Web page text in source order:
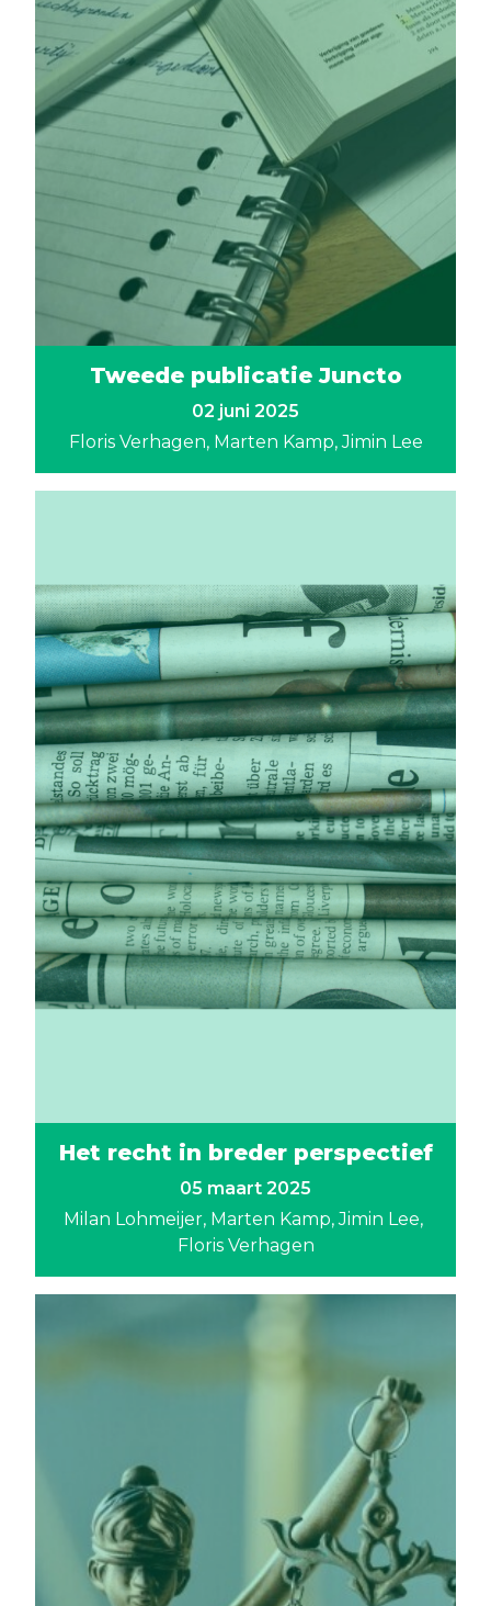
Tweede publicatie Juncto
02 juni 2025
Floris Verhagen Marten Kamp Jimin Lee
Het recht in breder perspectief
05 maart 2025
Milan Lohmeijer Marten Kamp Jimin Lee
Floris Verhagen